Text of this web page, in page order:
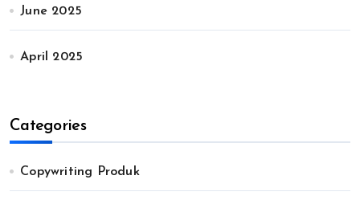
June 2025
April 2025
Categories
Copywriting Produk